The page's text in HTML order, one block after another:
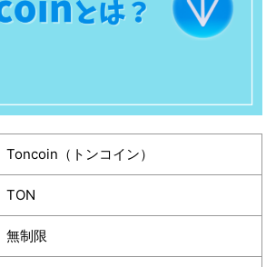
Toncoin（トンコイン）
TON
無制限